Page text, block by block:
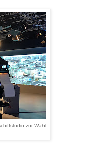
zur Wahl.